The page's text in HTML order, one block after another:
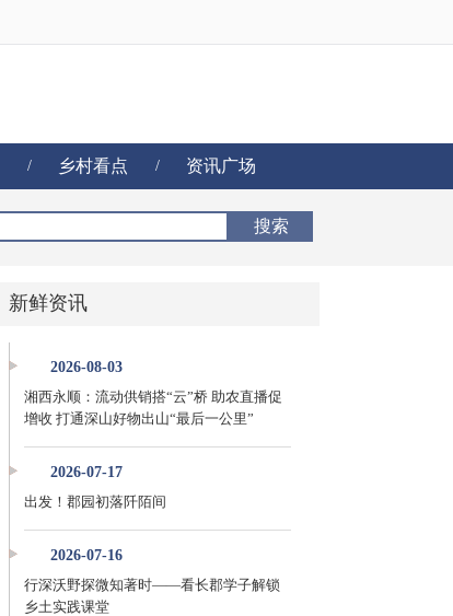
/ 乡村看点 / 资讯广场
搜索
新鲜资讯
2026-08-03
湘西永顺：流动供销搭“云”桥 助农直播促
增收 打通深山好物出山“最后一公里”
2026-07-17
出发！郡园初落阡陌间
2026-07-16
行深沃野探微知著时——看长郡学子解锁
乡土实践课堂